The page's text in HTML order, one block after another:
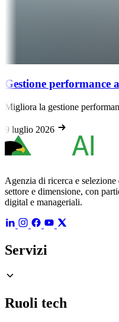
Gestione performance
Migliora la gestione
9 luglio 2026
Agenzia di ricerca e
settore e dimensione, con
digital e manageriali.
Servizi
Ruoli tech